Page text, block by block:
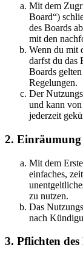
Mit dem
Board“)
des Boards
mit den
Wenn du mit
darfst du das
Boards
Regelungen.
Der
und kann
jederzeit
2. Einräumung
Mit dem
einfaches,
zu nutzen.
Das
nach
3. Pflichten des